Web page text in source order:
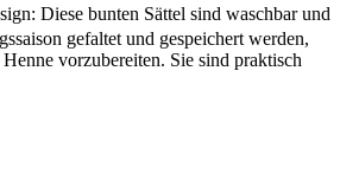
Diese bunten Sättel sind waschbar und
gefaltet und gespeichert werden,
vorzubereiten. Sie sind praktisch